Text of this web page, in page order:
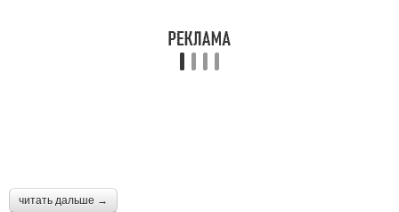
читать дальше →